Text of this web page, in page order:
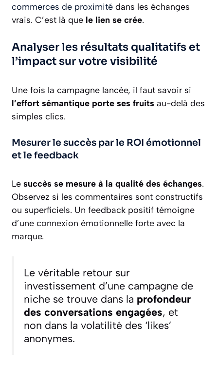
commerces de proximité dans les échanges
vrais. C’est là que le lien se crée.
Analyser les résultats qualitatifs et
l’impact sur votre visibilité
Une fois la campagne lancée, il faut savoir si
l’effort sémantique porte ses fruits au-delà des
simples clics.
Mesurer le succès par le ROI émotionnel
et le feedback
Le succès se mesure à la qualité des échanges.
Observez si les commentaires sont constructifs
ou superficiels. Un feedback positif témoigne
d’une connexion émotionnelle forte avec la
marque.
Le véritable retour sur
investissement d’une campagne de
niche se trouve dans la profondeur
des conversations engagées, et
non dans la volatilité des ‘likes’
anonymes.